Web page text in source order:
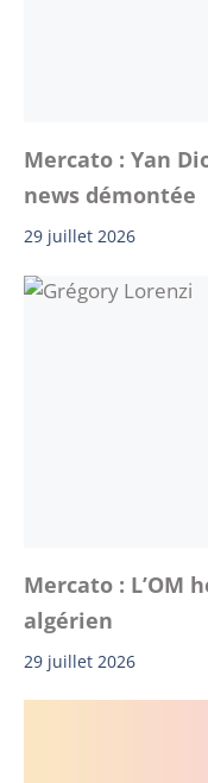
Mercato : Yan
news démontée
29 juillet 2026
Mercato : L’OM
algérien
29 juillet 2026